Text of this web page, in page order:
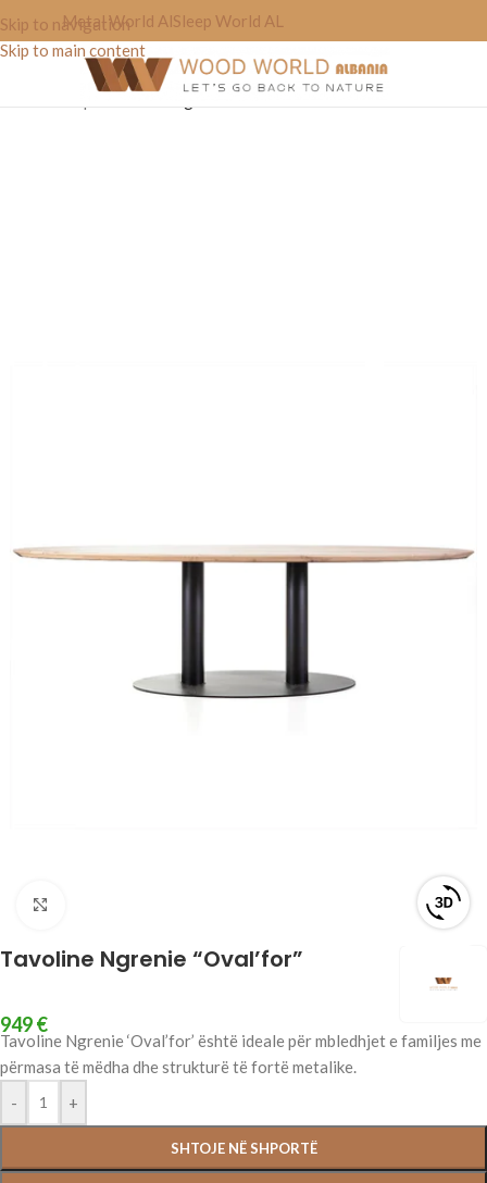
Skip to navigation
Skip to main content
Metal World AlSleep World AL
Tavoline Ngrenie “Oval’for”
949€
Tavoline Ngrenie ‘Oval’for’ është ideale për mbledhjet e familjes me
përmasa të mëdha dhe strukturë të fortë metalike.
-
+
SHTOJE NË SHPORTË